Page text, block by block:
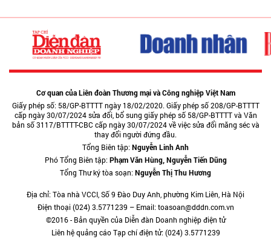
Cơ quan của Liên đoàn Thương mại và Công nghiệp Việt Nam
Giấy phép số: 58/GP-BTTTT ngày 18/02/2020. Giấy phép số 208/GP-BTTTT
cấp ngày 30/07/2024 sửa đổi, bổ sung giấy phép số 58/GP-BTTTT và Văn
bản số 3117/BTTTT-CBC cấp ngày 30/07/2024 về việc sửa đổi măng séc và
thay đổi người đứng đầu.
Tổng Biên tập:Nguyễn Linh Anh
Phó Tổng Biên tập:Phạm Văn Hùng, Nguyễn Tiến Dũng
Tổng Thư ký tòa soạn:Nguyễn Thị Thu Hương
Địa chỉ: Tòa nhà VCCI, Số 9 Đào Duy Anh, phường Kim Liên, Hà Nội
Điện thoại (024) 3.5771239 – Email: toasoan@dddn.com.vn
©2016 - Bản quyền của Diễn đàn Doanh nghiệp điện tử
Liên hệ quảng cáo Tạp chí điện tử: (024) 3.5771239